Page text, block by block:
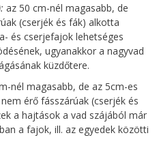
az 50 cm-nél magasabb, de
(cserjék és fák) alkotta
és cserjefajok lehetséges
ugyanakkor a nagyvad
küzdőtere.
nél magasabb, de az 5cm-es
érő fásszárúak (cserjék és
a hajtások a vad szájából már
a fajok, ill. az egyedek közötti